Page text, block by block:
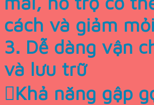
cách và giảm
3. Dễ dàng vận
và lưu trữ
Khả năng gập